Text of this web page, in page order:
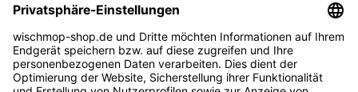
Wenn Sie mit Kundenkonto bestellt haben, können Sie sich
einloggen
und bei der Bestellung in Ihrem Konto den Widerrufen Button
drücken.